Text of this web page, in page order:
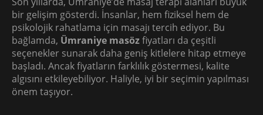
bir gelişim gösterdi. İnsanlar, hem fiziksel hem de
psikolojik rahatlama için masajı tercih ediyor. Bu
bağlamda, Ümraniye masözfiyatları da çeşitli
seçenekler sunarak daha geniş kitlelere hitap etmeye
başladı. Ancak fiyatların farklılık göstermesi, kalite
algısını etkileyebiliyor. Haliyle, iyi bir seçimin yapılması
önem taşıyor.